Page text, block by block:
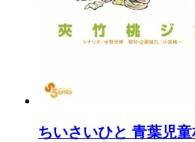
ちいさいひと 青葉児童